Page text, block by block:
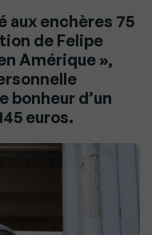
aux enchères 75
de Felipe
Amérique »,
bonheur d’un
euros.